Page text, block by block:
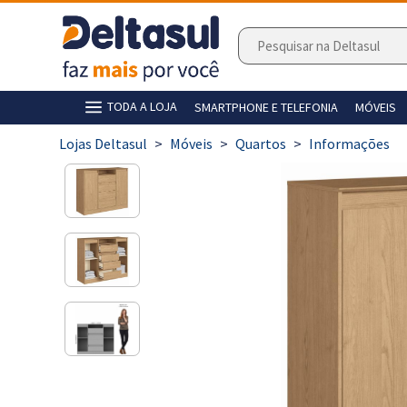
TODA A LOJA SMARTPHONE E TELEFONIA MÓVEIS
> Móveis > Quartos > Informações